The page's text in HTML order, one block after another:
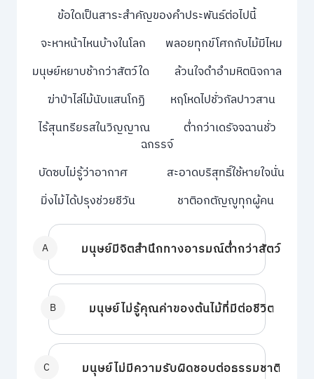
ข้อใดเป็นสาระสำคัญของคำประพันธ์ต่อไปนี้
จะหาหน้าไหนบ้างในโลก พลอยทุกข์โศกกับไม้มีไหม
มนุษย์หยาบช้ากว่าสัตว์ใด ล้วนใจดำอำมหิตนิจกาล
ฆ่าป่าไล่ไม้นับแสนโกฏิ หฤโหดไปชั่วกัลปาวสาน
ไร้สุนทรียรสในวิญญาณ ต่ำกว่าเดรัจจฉานชั่ว
ฉกรรจ์
บัดซบไม่รู้ว่าอากาศ สะอาดบริสุทธิ์ใช้หายใจนั่น
มิ่งไม้ได้ปรุงช่วยชีวัน ชาติอกตัญญูทุกผู้คน
A มนุษย์มีจิตสำนึกทางอารมณ์ต่ำกว่าสัตว์
B มนุษย์ไม่รู้คุณค่าของต้นไม้ที่มีต่อชีวิต
C มนุษย์ไม่มีความรับผิดชอบต่อธรรมชาติ